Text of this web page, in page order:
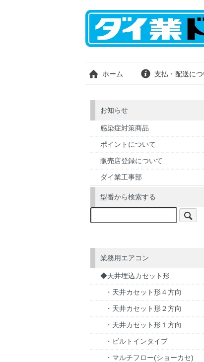
ホーム 支払・配送に
お知らせ
感染症対策商品
ポイントについて
販売店登録について
ダイ業工事部
型番から検索する
業務用エアコン
◆天井埋込カセット形
・天井カセット形４方向
・天井カセット形２方向
・天井カセット形１方向
・ビルトインタイプ
・マルチフロー(ショーカセ)